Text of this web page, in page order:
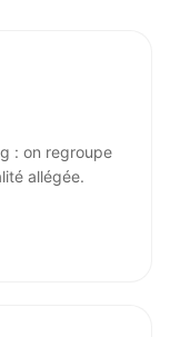
: on regroupe
allégée.